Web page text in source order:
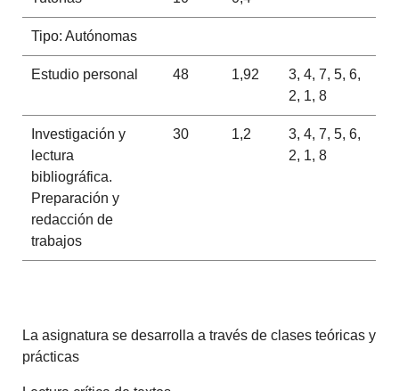
Tipo: Autónomas
Estudio personal 48 1,92
3, 4, 7, 5, 6,
2, 1, 8
Investigación y
lectura
bibliográfica.
Preparación y
redacción de
trabajos
30 1,2
3, 4, 7, 5, 6,
2, 1, 8
La asignatura se desarrolla a través de clases teóricas y
prácticas